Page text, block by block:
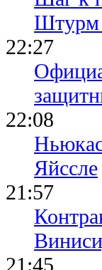
Штурм
22:27
22:08
Яйссле
21:57
21:45